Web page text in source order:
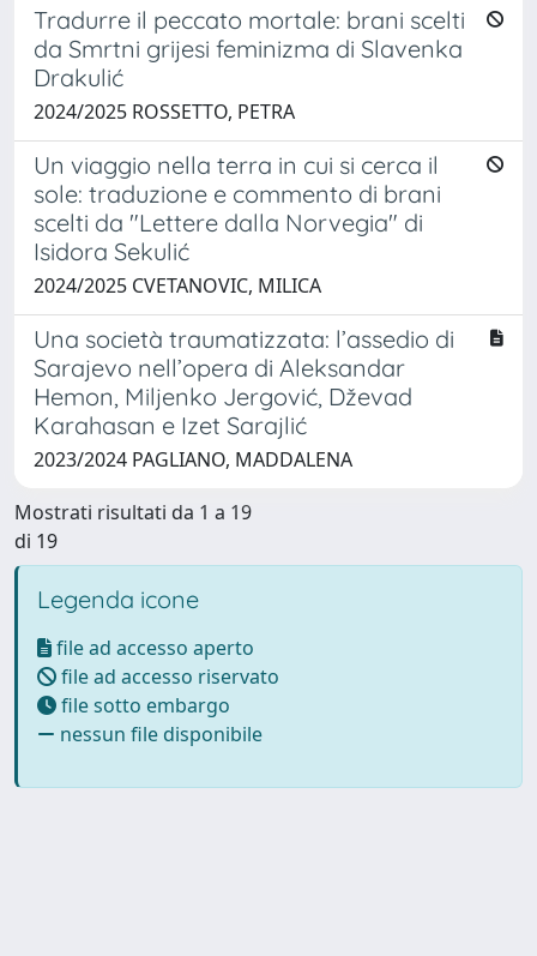
Tradurre il peccato mortale: brani scelti
da Smrtni grijesi feminizma di Slavenka
Drakulić
2024/2025 ROSSETTO, PETRA
Un viaggio nella terra in cui si cerca il
sole: traduzione e commento di brani
scelti da "Lettere dalla Norvegia" di
Isidora Sekulić
2024/2025 CVETANOVIC, MILICA
Una società traumatizzata: l’assedio di
Sarajevo nell’opera di Aleksandar
Hemon, Miljenko Jergović, Dževad
Karahasan e Izet Sarajlić
2023/2024 PAGLIANO, MADDALENA
Mostrati risultati da 1 a 19
di 19
Legenda icone
file ad accesso aperto
file ad accesso riservato
file sotto embargo
nessun file disponibile